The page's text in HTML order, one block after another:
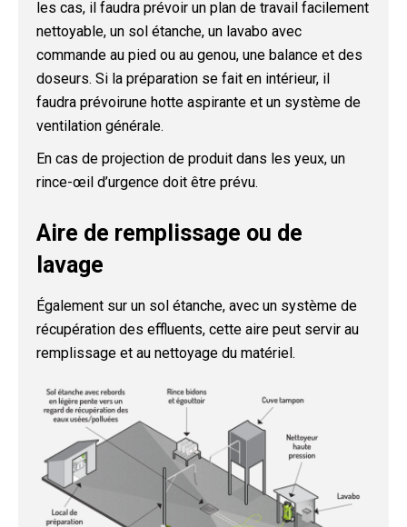
les cas, il faudra prévoir un plan de travail facilement
nettoyable, un sol étanche, un lavabo avec
commande au pied ou au genou, une balance et des
doseurs. Si la préparation se fait en intérieur, il
faudra prévoirune hotte aspirante et un système de
ventilation générale.
En cas de projection de produit dans les yeux, un
rince-œil d’urgence doit être prévu.
Aire de remplissage ou de
lavage
Également sur un sol étanche, avec un système de
récupération des effluents, cette aire peut servir au
remplissage et au nettoyage du matériel.